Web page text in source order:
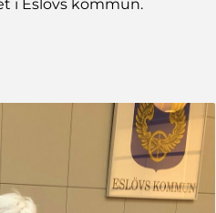
i Eslövs kommun.